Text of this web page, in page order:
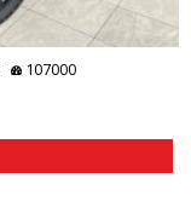
107000